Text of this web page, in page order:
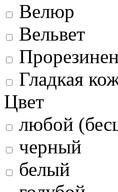
Велюр
Вельвет
Гладкая
Цвет
любой
черный
белый